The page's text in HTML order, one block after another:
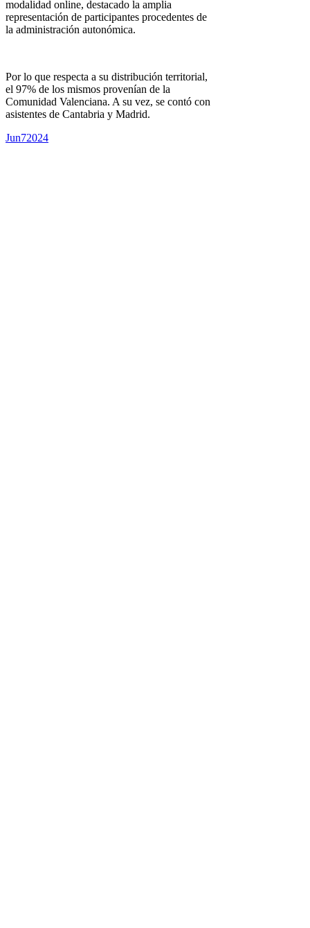
modalidad online, destacado la amplia
representación de participantes procedentes de
la administración autonómica.
Por lo que respecta a su distribución territorial,
el 97% de los mismos provenían de la
Comunidad Valenciana. A su vez, se contó con
asistentes de Cantabria y Madrid.
Jun72024